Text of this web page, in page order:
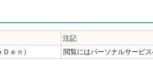
注記
ｅｎ）
閲覧にはパーソナルサービ